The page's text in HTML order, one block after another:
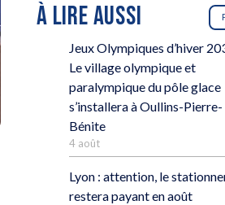
À LIRE AUSSI
Jeux Olympiques d’hiver
Le village olympique et
paralympique du pôle glace
s’installera à Oullins-Pierre-
Bénite
4 août
Lyon : attention, le
restera payant en août